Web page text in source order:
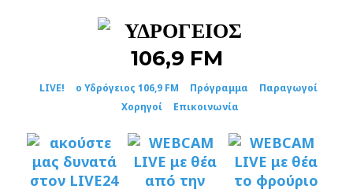
LIVE! ο Υδρόγειος 106,9 FM Πρόγραμμα
Παραγωγοί
Χορηγοί
Επικοινωνία